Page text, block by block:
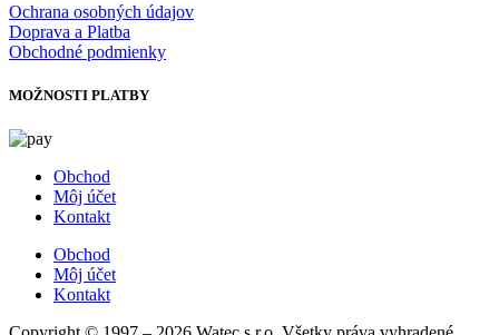
Ochrana osobných údajov
Doprava a Platba
Obchodné podmienky
MOŽNOSTI PLATBY
Obchod
Môj účet
Kontakt
Obchod
Môj účet
Kontakt